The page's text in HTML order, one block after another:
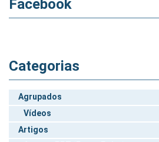
Facebook
Categorias
Agrupados
Vídeos
Artigos